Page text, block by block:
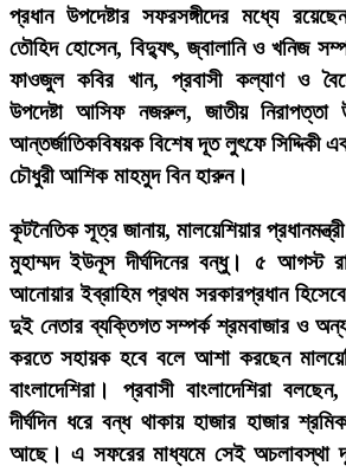
প্রধান উপদেষ্টার সফরসঙ্গীদের মধ্যে
তৌহিদ হোসেন, বিদ্যুৎ, জ্বালানি ও খনিজ
ফাওজুল কবির খান, প্রবাসী কল্যাণ ও
উপদেষ্টা আসিফ নজরুল, জাতীয় নিরাপত্তা
আন্তর্জাতিকবিষয়ক বিশেষ দূত লুৎফে সিদ্দিকী এবং
চৌধুরী আশিক মাহমুদ বিন হারুন।
কূটনৈতিক সূত্র জানায়, মালয়েশিয়ার
মুহাম্মদ ইউনূস দীর্ঘদিনের বন্ধু। ৫ আগস্ট
আনোয়ার ইব্রাহিম প্রথম সরকারপ্রধান
দুই নেতার ব্যক্তিগত সম্পর্ক শ্রমবাজার ও
করতে সহায়ক হবে বলে আশা করছেন
বাংলাদেশিরা। প্রবাসী বাংলাদেশিরা
দীর্ঘদিন ধরে বন্ধ থাকায় হাজার হাজার
আছে। এ সফরের মাধ্যমে সেই অচলাবস্থা